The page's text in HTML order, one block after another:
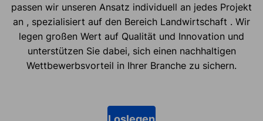
passen wir unseren Ansatz individuell an jedes Projekt
an , spezialisiert auf den Bereich Landwirtschaft . Wir
legen großen Wert auf Qualität und Innovation und
unterstützen Sie dabei, sich einen nachhaltigen
Wettbewerbsvorteil in Ihrer Branche zu sichern.